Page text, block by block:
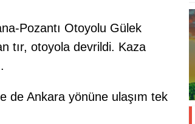
Pozantı Otoyolu Gülek
tır, otoyola devrildi. Kaza
de Ankara yönüne ulaşım tek